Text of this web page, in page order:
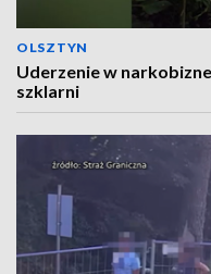
OLSZTYN
Uderzenie w
szklarni